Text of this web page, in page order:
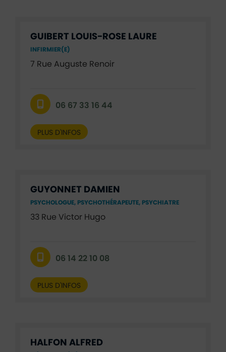
GUIBERT LOUIS-ROSE LAURE
INFIRMIER(E)
7 Rue Auguste Renoir
06 67 33 16 44
PLUS D'INFOS
GUYONNET DAMIEN
PSYCHOLOGUE, PSYCHOTHÉRAPEUTE, PSYCHIATRE
33 Rue Victor Hugo
06 14 22 10 08
PLUS D'INFOS
HALFON ALFRED